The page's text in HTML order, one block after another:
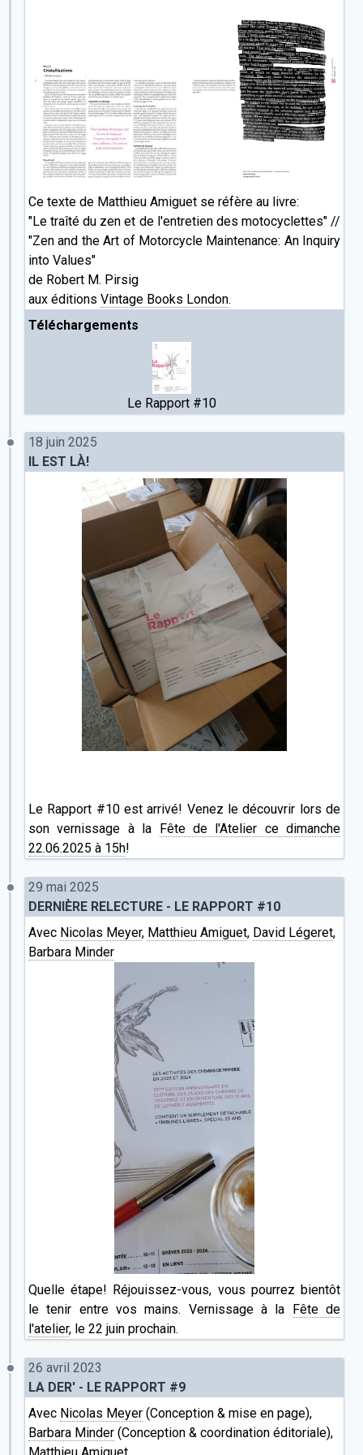
Ce texte de Matthieu Amiguet se réfère au livre:
"Le traîté du zen et de l'entretien des motocyclettes" //
"Zen and the Art of Motorcycle Maintenance: An Inquiry
into Values"
de Robert M. Pirsig
aux éditions Vintage Books London.
Téléchargements
Le Rapport #10
18 juin 2025
IL EST LÀ!
Le Rapport #10 est arrivé! Venez le découvrir lors de
son vernissage à la Fête de l'Atelier ce dimanche
22.06.2025 à 15h!
29 mai 2025
DERNIÈRE RELECTURE - LE RAPPORT #10
Avec Nicolas Meyer, Matthieu Amiguet, David Légeret,
Barbara Minder
Quelle étape! Réjouissez-vous, vous pourrez bientôt
le tenir entre vos mains. Vernissage à la Fête de
l'atelier, le 22 juin prochain.
26 avril 2023
LA DER' - LE RAPPORT #9
Avec Nicolas Meyer (Conception & mise en page),
Barbara Minder (Conception & coordination éditoriale),